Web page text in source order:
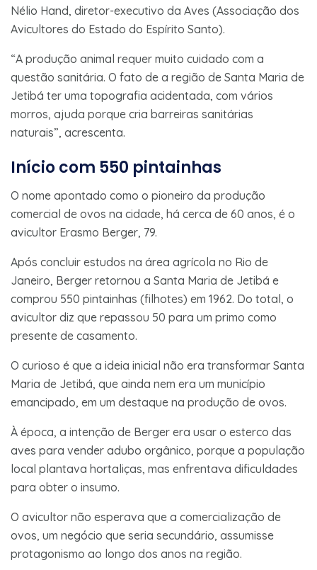
Nélio Hand, diretor-executivo da Aves (Associação dos
Avicultores do Estado do Espírito Santo).
“A produção animal requer muito cuidado com a
questão sanitária. O fato de a região de Santa Maria de
Jetibá ter uma topografia acidentada, com vários
morros, ajuda porque cria barreiras sanitárias
naturais”, acrescenta.
Início com 550 pintainhas
O nome apontado como o pioneiro da produção
comercial de ovos na cidade, há cerca de 60 anos, é o
avicultor Erasmo Berger, 79.
Após concluir estudos na área agrícola no Rio de
Janeiro, Berger retornou a Santa Maria de Jetibá e
comprou 550 pintainhas (filhotes) em 1962. Do total, o
avicultor diz que repassou 50 para um primo como
presente de casamento.
O curioso é que a ideia inicial não era transformar Santa
Maria de Jetibá, que ainda nem era um município
emancipado, em um destaque na produção de ovos.
À época, a intenção de Berger era usar o esterco das
aves para vender adubo orgânico, porque a população
local plantava hortaliças, mas enfrentava dificuldades
para obter o insumo.
O avicultor não esperava que a comercialização de
ovos, um negócio que seria secundário, assumisse
protagonismo ao longo dos anos na região.